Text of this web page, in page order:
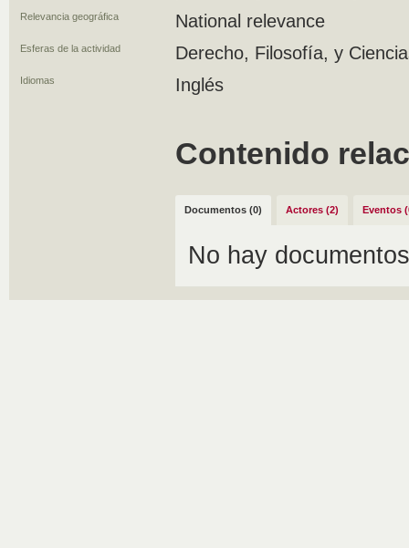
Relevancia geográfica National relevance
Esferas de la actividad Derecho, Filosofía, y
Idiomas Inglés
Contenido
Documentos (0) Actores (2) Eventos
No hay